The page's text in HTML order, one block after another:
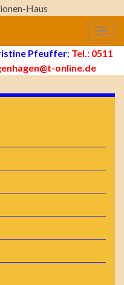
Pfeuffer; Tel.: 0511
online.de